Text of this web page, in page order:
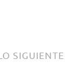
SIGUIENTE